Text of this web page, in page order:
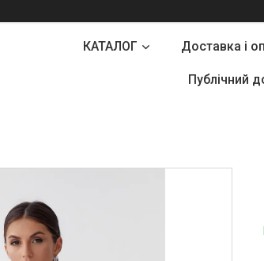
КАТАЛОГ Доставка і
Публічний